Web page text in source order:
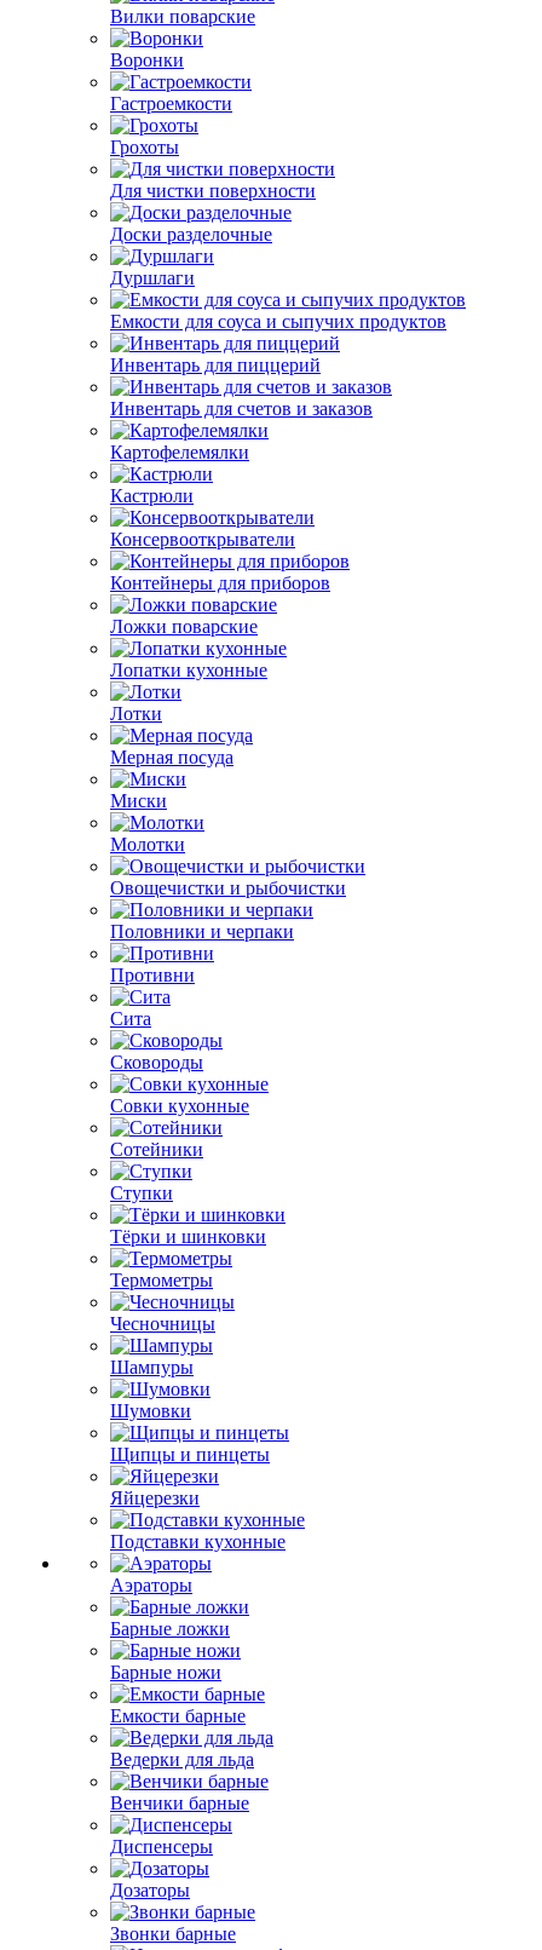
Вилки поварские
Воронки
Гастроемкости
Грохоты
Для чистки поверхности
Доски разделочные
Дуршлаги
Емкости для соуса и сыпучих продуктов
Инвентарь для пиццерий
Инвентарь для счетов и заказов
Картофелемялки
Кастрюли
Консервооткрыватели
Контейнеры для приборов
Ложки поварские
Лопатки кухонные
Лотки
Мерная посуда
Миски
Молотки
Овощечистки и рыбочистки
Половники и черпаки
Противни
Сита
Сковороды
Совки кухонные
Сотейники
Ступки
Тёрки и шинковки
Термометры
Чесночницы
Шампуры
Шумовки
Щипцы и пинцеты
Яйцерезки
Подставки кухонные
Аэраторы
Барные ложки
Барные ножи
Емкости барные
Ведерки для льда
Венчики барные
Диспенсеры
Дозаторы
Звонки барные